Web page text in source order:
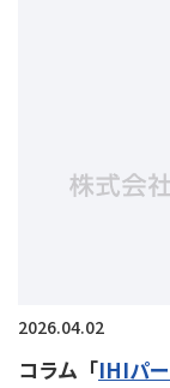
2026.04.02
コラム「IHIパ